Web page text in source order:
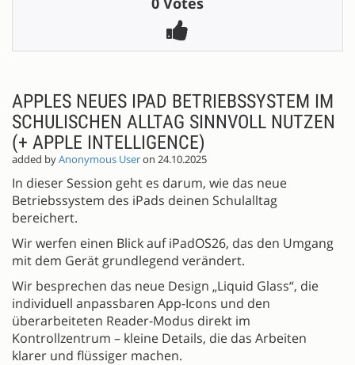
APPLES NEUES IPAD BETRIEBSSYSTEM IM
SCHULISCHEN ALLTAG SINNVOLL NUTZEN
(+ APPLE INTELLIGENCE)
added byAnonymous Useron 24.10.2025
In dieser Session geht es darum, wie das neue
Betriebssystem des iPads deinen Schulalltag
bereichert.
Wir werfen einen Blick auf iPadOS26, das den Umgang
mit dem Gerät grundlegend verändert.
Wir besprechen das neue Design „Liquid Glass“, die
individuell anpassbaren App-Icons und den
überarbeiteten Reader-Modus direkt im
Kontrollzentrum – kleine Details, die das Arbeiten
klarer und flüssiger machen.